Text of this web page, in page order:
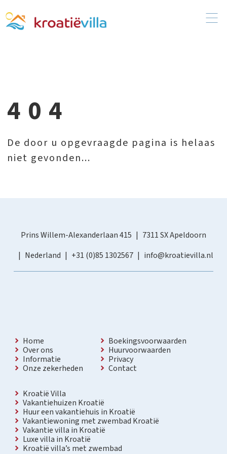
404
De door u opgevraagde pagina is helaas
niet gevonden...
Prins Willem-Alexanderlaan 415
7311 SX Apeldoorn
Nederland
+31 (0)85 1302567 info@kroatievilla.nl
Home
Over ons
Informatie
Onze zekerheden
Boekingsvoorwaarden
Huurvoorwaarden
Privacy
Contact
Kroatië Villa
Vakantiehuizen Kroatië
Huur een vakantiehuis in Kroatië
Vakantiewoning met zwembad Kroatië
Vakantie villa in Kroatië
Luxe villa in Kroatië
Kroatië villa’s met zwembad